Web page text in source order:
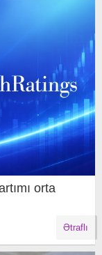
orta
Ətraflı